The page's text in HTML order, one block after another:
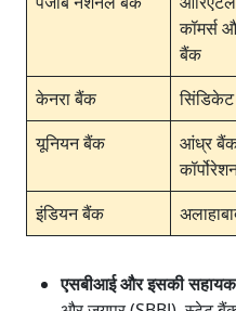
कॉमर्स
बैंक
केनरा बैंक
यूनियन बैंक
आंध्र
इंडियन बैंक
एसबीआई और इसकी सहायक